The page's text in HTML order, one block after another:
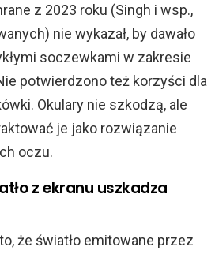
z 2023 roku (Singh i wsp.,
nie wykazał, by dawało
soczewkami w zakresie
potwierdzono też korzyści dla
Okulary nie szkodzą, ale
je jako rozwiązanie
oczu.
z ekranu uszkadza
że światło emitowane przez